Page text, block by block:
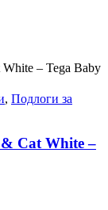
, Подлоги за
Cat White –